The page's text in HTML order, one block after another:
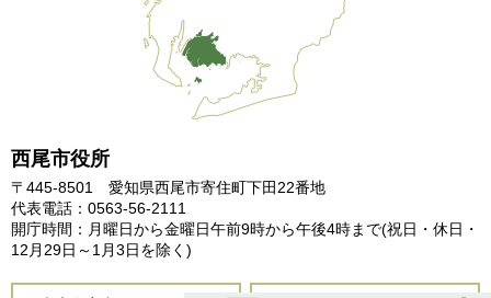
西尾市役所
〒445-8501 愛知県西尾市寄住町下田22番地
代表電話：0563-56-2111
開庁時間：月曜日から金曜日午前9時から午後4時まで(祝日・休日・
12月29日～1月3日を除く)